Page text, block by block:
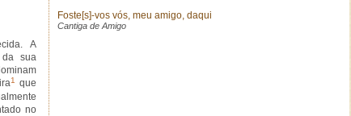
A
da sua
1
que
no
Foste[s]-vos vós, meu amigo, daqui
Cantiga de Amigo